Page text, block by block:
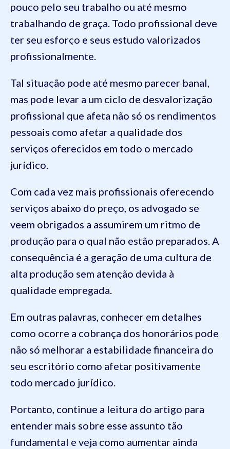
pouco pelo seu trabalho ou até mesmo
trabalhando de graça. Todo profissional deve
ter seu esforço e seus estudo valorizados
profissionalmente.
Tal situação pode até mesmo parecer banal,
mas pode levar a um ciclo de desvalorização
profissional que afeta não só os rendimentos
pessoais como afetar a qualidade dos
serviços oferecidos em todo o mercado
jurídico.
Com cada vez mais profissionais oferecendo
serviços abaixo do preço, os advogado se
veem obrigados a assumirem um ritmo de
produção para o qual não estão preparados. A
consequência é a geração de uma cultura de
alta produção sem atenção devida à
qualidade empregada.
Em outras palavras, conhecer em detalhes
como ocorre a cobrança dos honorários pode
não só melhorar a estabilidade financeira do
seu escritório como afetar positivamente
todo mercado jurídico.
Portanto, continue a leitura do artigo para
entender mais sobre esse assunto tão
fundamental e veja como aumentar ainda